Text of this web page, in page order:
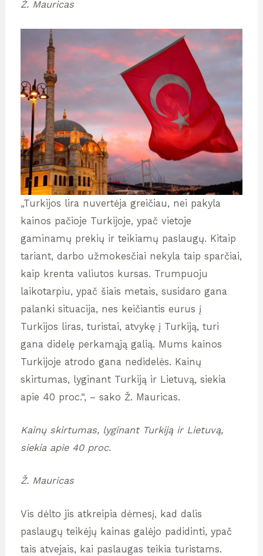
Ž. Mauricas
„Turkijos lira nuvertėja greičiau, nei pakyla
kainos pačioje Turkijoje, ypač vietoje
gaminamų prekių ir teikiamų paslaugų. Kitaip
tariant, darbo užmokesčiai nekyla taip sparčiai,
kaip krenta valiutos kursas. Trumpuoju
laikotarpiu, ypač šiais metais, susidaro gana
palanki situacija, nes keičiantis eurus į
Turkijos liras, turistai, atvykę į Turkiją, turi
gana didelę perkamąją galią. Mums kainos
Turkijoje atrodo gana nedidelės. Kainų
skirtumas, lyginant Turkiją ir Lietuvą, siekia
apie 40 proc.“, – sako Ž. Mauricas.
Kainų skirtumas, lyginant Turkiją ir Lietuvą,
siekia apie 40 proc.
Ž. Mauricas
Vis dėlto jis atkreipia dėmesį, kad dalis
paslaugų teikėjų kainas galėjo padidinti, ypač
tais atvejais, kai paslaugas teikia turistams.